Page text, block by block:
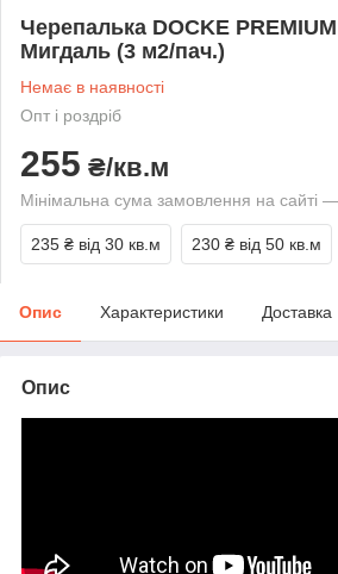
Черепалька DOCKE
Мигдаль (3 м2/пач.)
Немає в наявності
Опт і роздріб
255 ₴/кв.м
Мінімальна сума замовлення на сайті
235 ₴ від 30 кв.м 230 ₴ від 50 кв.м
Опис Характеристики Доставка
Опис